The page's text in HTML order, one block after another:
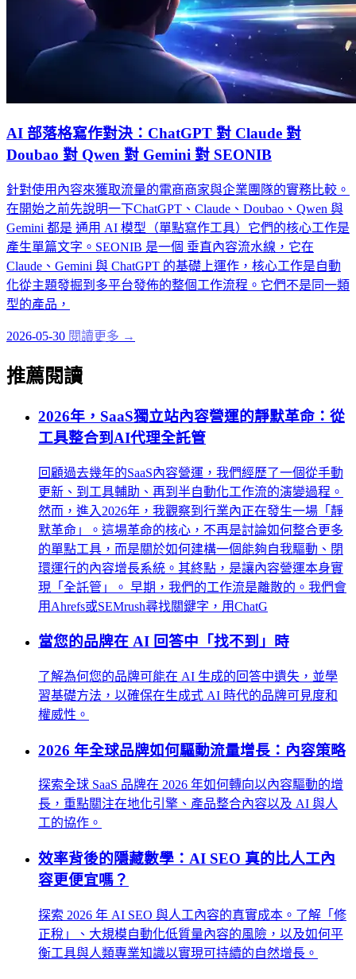
AI 部落格寫作對決：ChatGPT 對 Claude 對
Doubao 對 Qwen 對 Gemini 對 SEONIB
針對使用內容來獲取流量的電商商家與企業團隊的實務比較。
在開始之前先說明一下ChatGPT、Claude、Doubao、Qwen 與
Gemini 都是 通用 AI 模型（單點寫作工具）它們的核心工作是
產生單篇文字。SEONIB 是一個 垂直內容流水線，它在
Claude、Gemini 與 ChatGPT 的基礎上運作，核心工作是自動
化從主題發掘到多平台發佈的整個工作流程。它們不是同一類
型的產品，
2026-05-30 閱讀更多 →
推薦閱讀
2026年，SaaS獨立站內容營運的靜默革命：從
工具整合到AI代理全託管
回顧過去幾年的SaaS內容營運，我們經歷了一個從手動
更新、到工具輔助、再到半自動化工作流的演變過程。
然而，進入2026年，我觀察到行業內正在發生一場「靜
默革命」。這場革命的核心，不再是討論如何整合更多
的單點工具，而是關於如何建構一個能夠自我驅動、閉
環運行的內容增長系統。其終點，是讓內容營運本身實
現「全託管」。 早期，我們的工作流是離散的。我們會
用Ahrefs或SEMrush尋找關鍵字，用ChatG
當您的品牌在 AI 回答中「找不到」時
了解為何您的品牌可能在 AI 生成的回答中遺失，並學
習基礎方法，以確保在生成式 AI 時代的品牌可見度和
權威性。
2026 年全球品牌如何驅動流量增長：內容策略
探索全球 SaaS 品牌在 2026 年如何轉向以內容驅動的增
長，重點關注在地化引擎、產品整合內容以及 AI 與人
工的協作。
效率背後的隱藏數學：AI SEO 真的比人工內
容更便宜嗎？
探索 2026 年 AI SEO 與人工內容的真實成本。了解「修
正稅」、大規模自動化低質量內容的風險，以及如何平
衡工具與人類專業知識以實現可持續的自然增長。